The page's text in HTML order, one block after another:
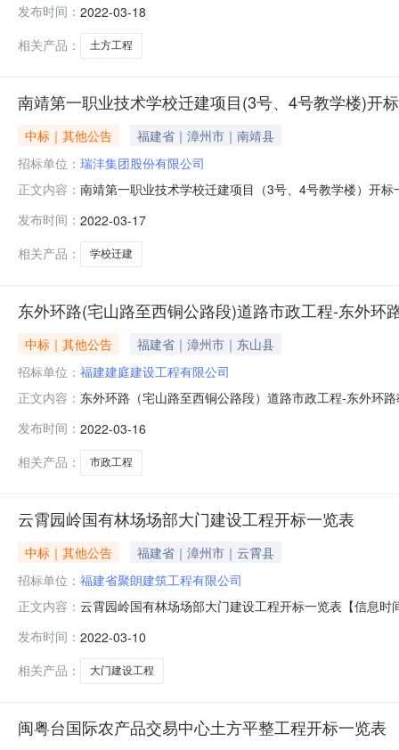
90个2福建汇泽建设有限公司3531645.57刘海珍闽
发布时间： 2022-03-18
相关产品：
土方工程
南靖第一职业技术学校迁建项目(3号、4号教学楼)开
中标｜其他公告
福建省｜漳州市｜南靖县
招标单位： 瑞沣集团股份有限公司
正文内容： 南靖第一职业技术学校迁建项目（3号、4号教学楼）开
范》的合格标准210个2福建省环睿建设工程有限公司颜
发布时间： 2022-03-17
相关产品：
学校迁建
东外环路(宅山路至西铜公路段)道路市政工程-东外环
中标｜其他公告
福建省｜漳州市｜东山县
招标单位： 福建建庭建设工程有限公司
正文内容： 东外环路（宅山路至西铜公路段）道路市政工程-东外环
23520162017869941700007683883达到国家现行《工
2352013201473725170
发布时间： 2022-03-16
相关产品：
市政工程
云霄园岭国有林场场部大门建设工程开标一览表
中标｜其他公告
福建省｜漳州市｜云霄县
招标单位： 福建省聚朗建筑工程有限公司
正文内容： 云霄园岭国有林场场部大门建设工程开标一览表【信息
有限公司1211166.18陈志惠、闽2352008200814599国
发布时间： 2022-03-10
相关产品：
大门建设工程
闽粤台国际农产品交易中心土方平整工程开标一览表